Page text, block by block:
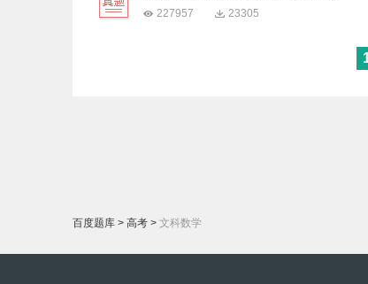
227957 23305
百度题库 > 高考 > 文科数学